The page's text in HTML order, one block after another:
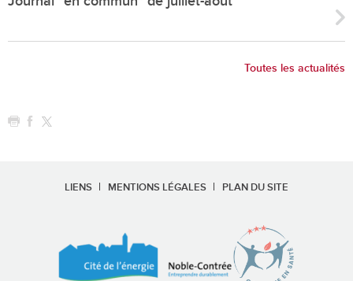
Toutes les actualités
LIENS MENTIONS LÉGALES PLAN DU SITE